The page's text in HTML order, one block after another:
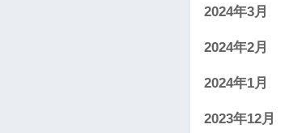
2024年3月
2024年2月
2024年1月
2023年12月